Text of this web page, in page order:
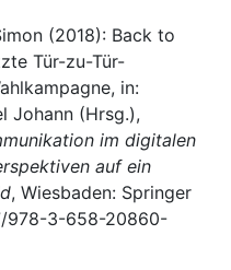
(2018): Back to
Tür-zu-Tür-
in:
Johann (Hrsg.),
im digitalen
auf ein
, Wiesbaden: Springer
978-3-658-20860-